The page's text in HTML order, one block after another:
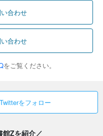
合わせ
合わせ
をご覧ください。
をフォロー
館Zを紹介／